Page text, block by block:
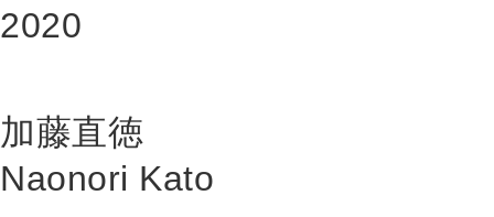
2020
加藤直徳
Naonori Kato